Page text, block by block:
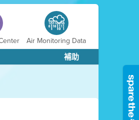
Air Monitoring Data
補助